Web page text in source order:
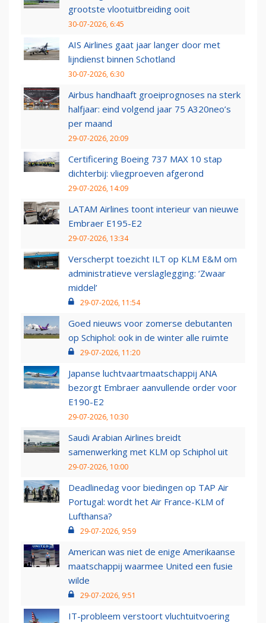
grootste vlootuitbreiding ooit
30-07-2026, 6:45
AIS Airlines gaat jaar langer door met
lijndienst binnen Schotland
30-07-2026, 6:30
Airbus handhaaft groeiprognoses na sterk
halfjaar: eind volgend jaar 75 A320neo’s
per maand
29-07-2026, 20:09
Certificering Boeing 737 MAX 10 stap
dichterbij: vliegproeven afgerond
29-07-2026, 14:09
LATAM Airlines toont interieur van nieuwe
Embraer E195-E2
29-07-2026, 13:34
Verscherpt toezicht ILT op KLM E&M om
administratieve verslaglegging: ‘Zwaar
middel’
29-07-2026, 11:54
Goed nieuws voor zomerse debutanten
op Schiphol: ook in de winter alle ruimte
29-07-2026, 11:20
Japanse luchtvaartmaatschappij ANA
bezorgt Embraer aanvullende order voor
E190-E2
29-07-2026, 10:30
Saudi Arabian Airlines breidt
samenwerking met KLM op Schiphol uit
29-07-2026, 10:00
Deadlinedag voor biedingen op TAP Air
Portugal: wordt het Air France-KLM of
Lufthansa?
29-07-2026, 9:59
American was niet de enige Amerikaanse
maatschappij waarmee United een fusie
wilde
29-07-2026, 9:51
IT-probleem verstoort vluchtuitvoering